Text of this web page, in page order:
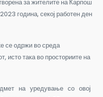
за жителите на Карпош
година, секој работен ден
се одржи во среда
исто така во просториите на
на уредување со овој